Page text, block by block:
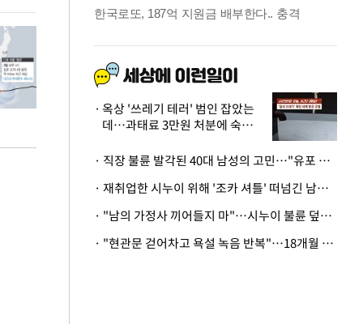
옥상 '쓰레기 테러' 범인 잡았는
데…과태료 3만원 처분에 숙박업
· 직장 불륜 발각된 40대 남성의 고민…"유포 동료 명예훼손·협박죄 고소 가능할까"
· 재취업한 시누이 위해 '조카 셔틀' 떠넘긴 남편…아내 "난 못한다"
· "남의 가정사 끼어들지 마"…시누이 불륜 덮으려는 남편에 억울한 아내
· "현관문 걷어차고 욕설 녹음 반복"…18개월 아기 키우는 집 뒤흔든 '앞집의 비극'